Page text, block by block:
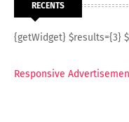
RECENTS
{getWidget} $results={3}
Responsive